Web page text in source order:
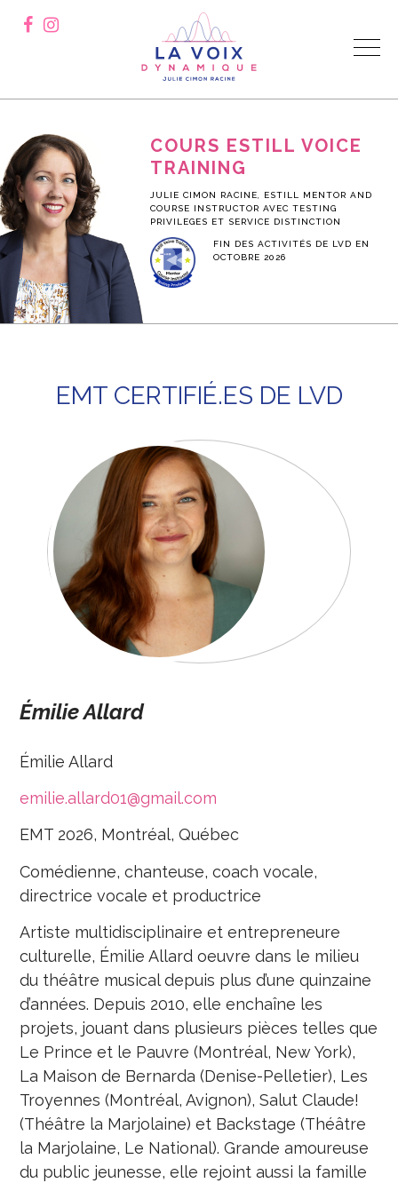
COURS ESTILL VOICE
TRAINING
JULIE CIMON RACINE, ESTILL MENTOR AND
COURSE INSTRUCTOR AVEC TESTING
PRIVILEGES ET SERVICE DISTINCTION
FIN DES ACTIVITÉS DE LVD EN
OCTOBRE 2026
EMT CERTIFIÉ.ES DE LVD
Émilie Allard
Émilie Allard
emilie.allard01@gmail.com
EMT 2026, Montréal, Québec
Comédienne, chanteuse, coach vocale,
directrice vocale et productrice
Artiste multidisciplinaire et entrepreneure
culturelle, Émilie Allard oeuvre dans le milieu
du théâtre musical depuis plus d’une quinzaine
d’années. Depuis 2010, elle enchaîne les
projets, jouant dans plusieurs pièces telles que
Le Prince et le Pauvre (Montréal, New York),
La Maison de Bernarda (Denise-Pelletier), Les
Troyennes (Montréal, Avignon), Salut Claude!
(Théâtre la Marjolaine) et Backstage (Théâtre
la Marjolaine, Le National). Grande amoureuse
du public jeunesse, elle rejoint aussi la famille